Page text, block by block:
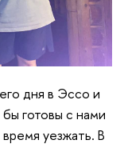
дня в Эссо и
готовы с нами
уезжать. В